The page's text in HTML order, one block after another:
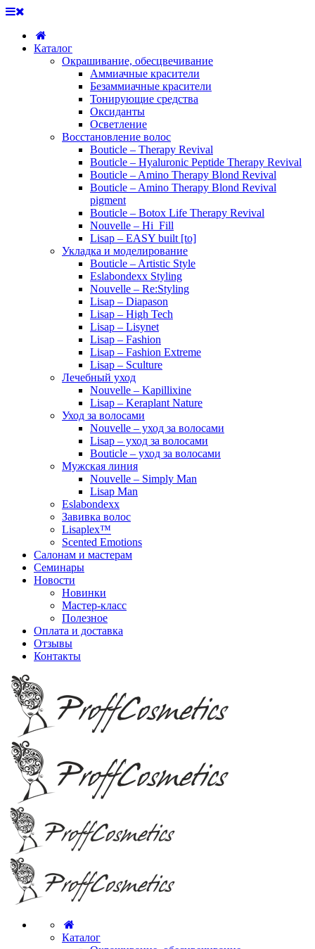
Каталог
Окрашивание, обесцвечивание
Аммиачные красители
Безаммиачные красители
Тонирующие средства
Оксиданты
Осветление
Восстановление волос
Bouticle – Therapy Revival
Bouticle – Hyaluronic Peptide Therapy Revival
Bouticle – Amino Therapy Blond Revival
Bouticle – Amino Therapy Blond Revival
pigment
Bouticle – Botox Life Therapy Revival
Nouvelle – Hi_Fill
Lisap – EASY built [to]
Укладка и моделирование
Bouticle – Artistic Style
Eslabondexx Styling
Nouvelle – Re:Styling
Lisap – Diapason
Lisap – High Tech
Lisap – Lisynet
Lisap – Fashion
Lisap – Fashion Extreme
Lisap – Sculture
Лечебный уход
Nouvelle – Kapillixine
Lisap – Keraplant Nature
Уход за волосами
Nouvelle – уход за волосами
Lisap – уход за волосами
Bouticle – уход за волосами
Мужская линия
Nouvelle – Simply Man
Lisap Man
Eslabondexx
Завивка волос
Lisaplex™
Scented Emotions
Салонам и мастерам
Семинары
Новости
Новинки
Мастер-класс
Полезное
Оплата и доставка
Отзывы
Контакты
Каталог